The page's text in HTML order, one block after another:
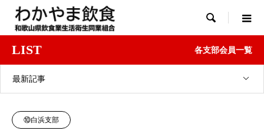

LIST 各支部会員一覧
最新記事
⑩白浜支部